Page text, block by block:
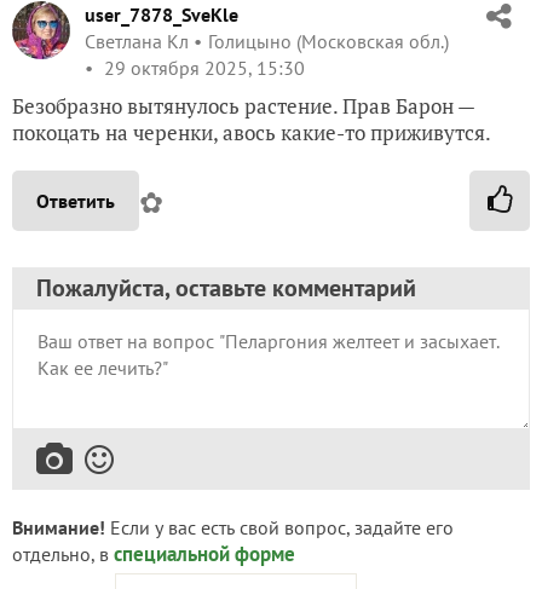
user_7878_SveKle
Светлана Кл
Голицыно (Московская обл.)
29 октября 2025, 15:30
Безобразно вытянулось растение. Прав Барон —
покоцать на черенки, авось какие-то приживутся.
Ответить ✿
Пожалуйста, оставьте комментарий
Внимание! Если у вас есть свой вопрос, задайте его
отдельно, в специальной форме